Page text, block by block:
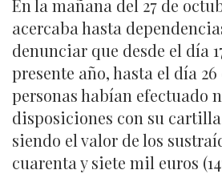
En la mañana del 27 de
acercaba hasta
denunciar que desde el día
presente año, hasta el día
personas habían efectuado
disposiciones con su
siendo el valor de los
cuarenta y siete mil euros